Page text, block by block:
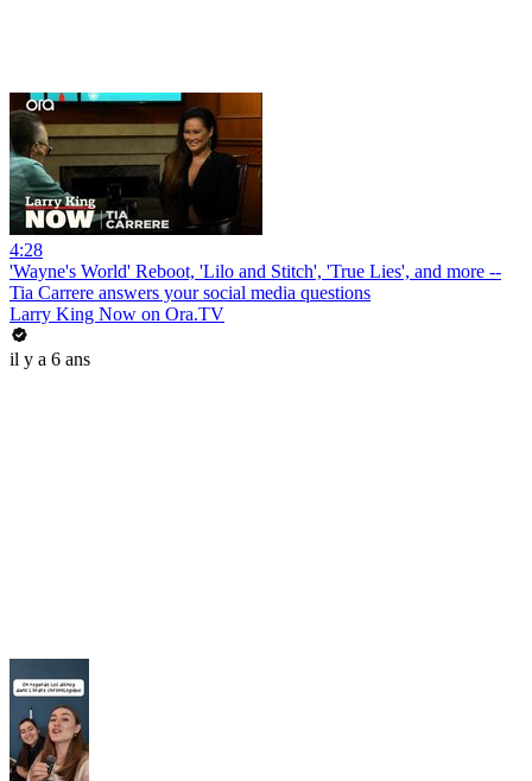
4:28
'Wayne's World' Reboot, 'Lilo and Stitch', 'True Lies', and more --
Tia Carrere answers your social media questions
Larry King Now on Ora.TV
il y a 6 ans